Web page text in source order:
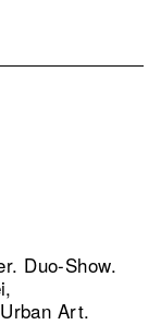
Duo-Show.
Art.